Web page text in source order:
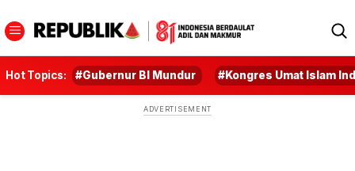
Hot Topics: #Gubernur BI Mundur #Kongres Umat Islam